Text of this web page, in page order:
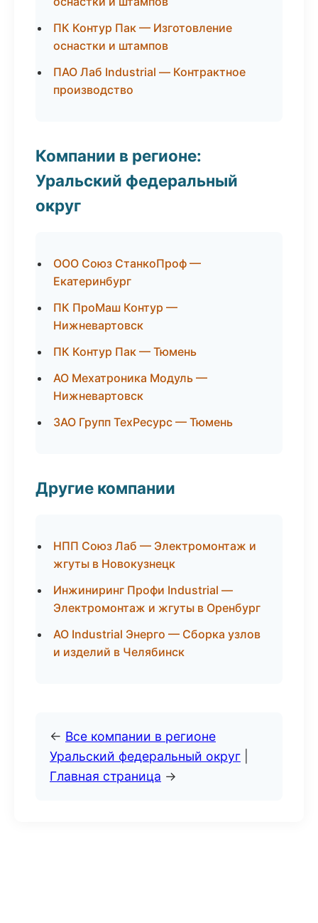
ПК Контур Пак — Изготовление
оснастки и штампов
ПАО Лаб Industrial — Контрактное
производство
Компании в регионе:
Уральский федеральный
округ
ООО Союз СтанкоПроф —
Екатеринбург
ПК ПроМаш Контур —
Нижневартовск
ПК Контур Пак — Тюмень
АО Мехатроника Модуль —
Нижневартовск
ЗАО Групп ТехРесурс — Тюмень
Другие компании
НПП Союз Лаб — Электромонтаж и
жгуты в Новокузнецк
Инжиниринг Профи Industrial —
Электромонтаж и жгуты в Оренбург
АО Industrial Энерго — Сборка узлов
и изделий в Челябинск
← Все компании в регионе
Уральский федеральный округ
Главная страница →